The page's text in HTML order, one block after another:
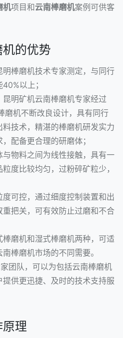
机项目和云南棒磨机案例可供客
的优势
棒磨机技术专家测定，与同行
以上；
明矿机云南棒磨机专家经过
磨机不断改良设计，具有同行
技术，精湛的棒磨机研发实力
配备更合理的研磨体；
物料之间为线性接触，具有一
度比较均匀，过粉碎矿粒少，
可控，通过细度控制装置和出
把关，可有效防止过磨和不合
磨机和湿式棒磨机两种，可适
棒磨机市场的不同需要。
团队，可以为包括云南棒磨机
供更迅捷、及时的技术支持服
理